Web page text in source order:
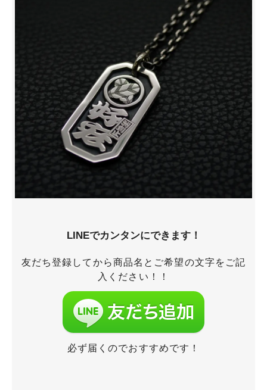
LINEでカンタンにできます！
友だち登録してから商品名とご希望の文字をご記
入ください！！
必ず届くのでおすすめです！